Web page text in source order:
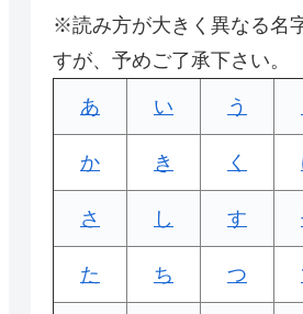
※読み方が大きく異なる名
すが、予めご了承下さい。
あ い う
か き く
さ し す
た ち つ